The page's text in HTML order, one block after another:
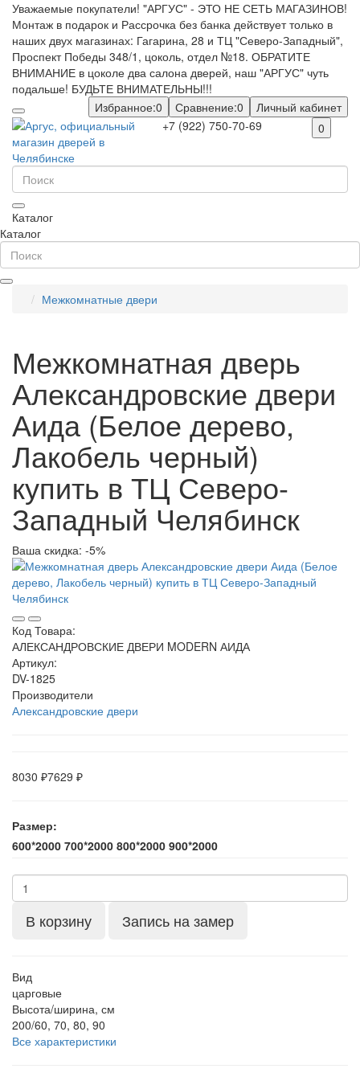
Уважаемые покупатели! "АРГУС" - ЭТО НЕ СЕТЬ МАГАЗИНОВ!
Монтаж в подарок и Рассрочка без банка действует только в
наших двух магазинах: Гагарина, 28 и ТЦ "Северо-Западный",
Проспект Победы 348/1, цоколь, отдел №18. ОБРАТИТЕ
ВНИМАНИЕ в цоколе два салона дверей, наш "АРГУС" чуть
подальше! БУДЬТЕ ВНИМАТЕЛЬНЫ!!!
Личный кабинет
Сравнение:0
Избранное:0
+7 (922) 750-70-69
0
Каталог
Каталог
Межкомнатные двери
Межкомнатная дверь
Александровские двери
Аида (Белое дерево,
Лакобель черный)
купить в ТЦ Северо-
Западный Челябинск
Ваша скидка: -5%
Код Товара:
АЛЕКСАНДРОВСКИЕ ДВЕРИ MODERN АИДА
Артикул:
DV-1825
Производители
Александровские двери
8030 ₽7629 ₽
Размер:
600*2000 700*2000 800*2000 900*2000
В корзину Запись на замер
Вид
царговые
Высота/ширина, см
200/60, 70, 80, 90
Все характеристики